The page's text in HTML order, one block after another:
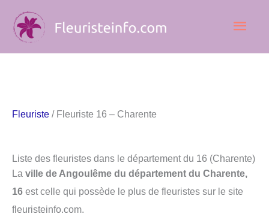
contenu
Fleuriste / Fleuriste 16 – Charente
Liste des fleuristes dans le département du 16 (Charente)
La ville de Angoulême du département du Charente,
16 est celle qui possède le plus de fleuristes sur le site
fleuristeinfo.com.